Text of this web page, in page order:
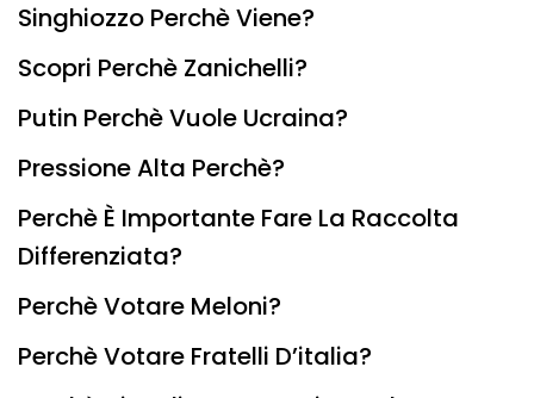
Singhiozzo Perchè Viene?
Scopri Perchè Zanichelli?
Putin Perchè Vuole Ucraina?
Pressione Alta Perchè?
Perchè È Importante Fare La Raccolta
Differenziata?
Perchè Votare Meloni?
Perchè Votare Fratelli D’italia?